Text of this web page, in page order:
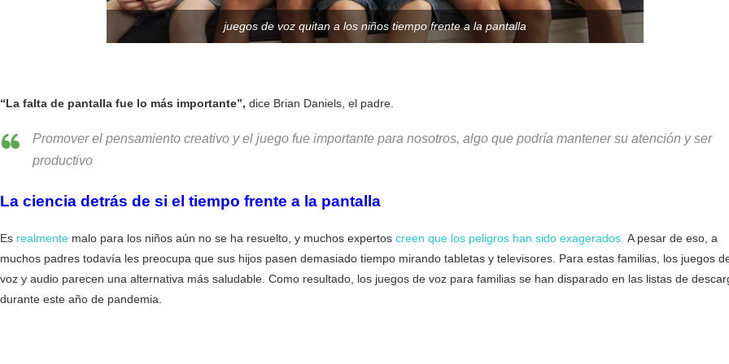
juegos de voz quitan a los niños tiempo frente a la pantalla
“La falta de pantalla fue lo más importante”, dice Brian Daniels, el padre.
Promover el pensamiento creativo y el juego fue importante para nosotros, algo que podría mantener su atención y ser
productivo
La ciencia detrás de si el tiempo frente a la pantalla
Es realmente malo para los niños aún no se ha resuelto, y muchos expertos creen que los peligros han sido exagerados. A pesar de eso, a
muchos padres todavía les preocupa que sus hijos pasen demasiado tiempo mirando tabletas y televisores. Para estas familias, los juegos
voz y audio parecen una alternativa más saludable. Como resultado, los juegos de voz para familias se han disparado en las listas de
durante este año de pandemia.